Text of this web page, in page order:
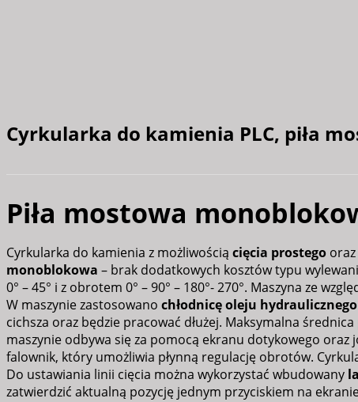
Cyrkularka do kamienia PLC, piła
Piła mostowa
Cyrkularka do kamienia z możliwością cięcia prostego oraz
monoblokowa – brak dodatkowych kosztów typu
0° – 45° i z obrotem 0° – 90° – 180°- 270°. Maszyna ze
W maszynie zastosowano chłodnicę oleju hydraulicznego
cichsza oraz będzie pracować dłużej. Maksymalna średnica
maszynie odbywa się za pomocą ekranu dotykowego
falownik, który umożliwia płynną regulację obrotów.
Do ustawiania linii cięcia można wykorzystać wbudowany
zatwierdzić aktualną pozycję jednym przyciskiem na